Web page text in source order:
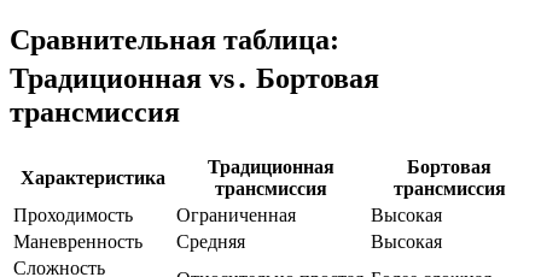
Сравнительная таблица:
Традиционная vs․ Бортовая
трансмиссия
Характеристика
Традиционная
трансмиссия
Бортовая
трансмиссия
Проходимость
Ограниченная
Высокая
Маневренность
Средняя
Высокая
Сложность